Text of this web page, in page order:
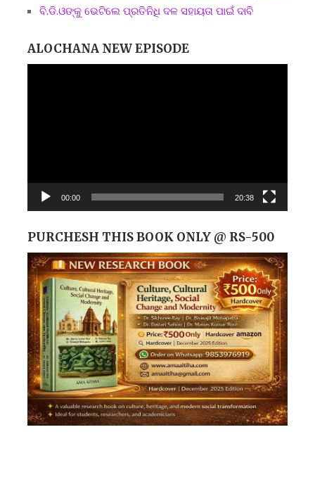
ବି.ଡି.ଓଙ୍କୁ ଭେଟିଲେ ପ୍ରତିନିଧି ଦଳ ସହାୟତା ପାଇଁ ଦାବି
ALOCHANA NEW EPISODE
00:00 20:38
PURCHESH THIS BOOK ONLY @ RS-500